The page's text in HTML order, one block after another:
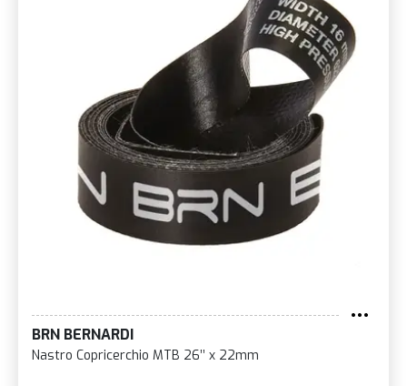
BRN BERNARDI
Nastro Copricerchio MTB 26’’ x 22mm